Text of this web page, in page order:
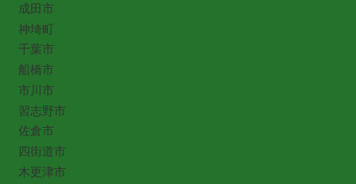
成田市
神埼町
千葉市
船橋市
市川市
習志野市
佐倉市
四街道市
木更津市